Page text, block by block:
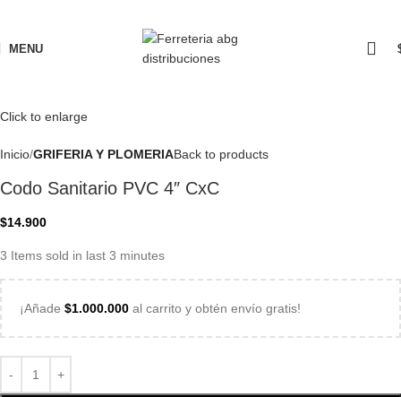
MENU
Click to enlarge
Inicio GRIFERIA Y PLOMERIABack to products
Codo Sanitario PVC 4″ CxC
$14.900
3 Items sold in last 3 minutes
¡Añade $1.000.000 al carrito y obtén envío gratis!